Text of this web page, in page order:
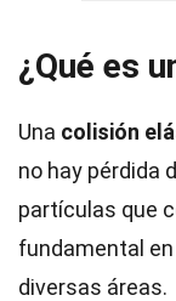
¿Qué es
Una colisión
no hay pérdida
partículas que
fundamental
diversas áreas.